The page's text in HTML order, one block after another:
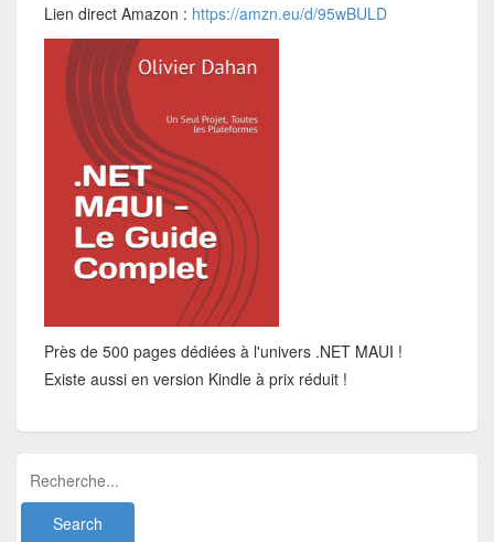
Lien direct Amazon : https://amzn.eu/d/95wBULD
Près de 500 pages dédiées à l'univers .NET MAUI !
Existe aussi en version Kindle à prix réduit !